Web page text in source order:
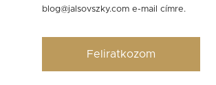
blog@jalsovszky.com e-mail címre.
Feliratkozom